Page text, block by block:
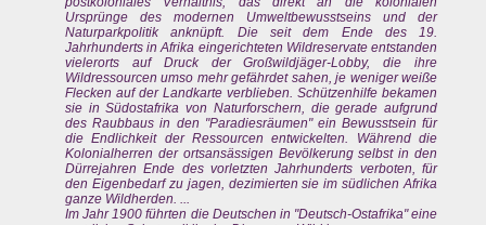
Ursprünge des modernen Umweltbewusstseins und der
Naturparkpolitik anknüpft. Die seit dem Ende des 19.
Jahrhunderts in Afrika eingerichteten Wildreservate entstanden
vielerorts auf Druck der Großwildjäger-Lobby, die ihre
Wildressourcen umso mehr gefährdet sahen, je weniger weiße
Flecken auf der Landkarte verblieben. Schützenhilfe bekamen
sie in Südostafrika von Naturforschern, die gerade aufgrund
des Raubbaus in den "Paradiesräumen" ein Bewusstsein für
die Endlichkeit der Ressourcen entwickelten. Während die
Kolonialherren der ortsansässigen Bevölkerung selbst in den
Dürrejahren Ende des vorletzten Jahrhunderts verboten, für
den Eigenbedarf zu jagen, dezimierten sie im südlichen Afrika
ganze Wildherden. ...
Im Jahr 1900 führten die Deutschen in "Deutsch-Ostafrika" eine